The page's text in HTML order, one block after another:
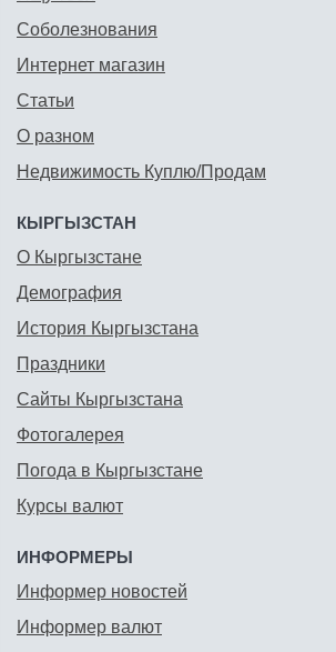
Соболезнования
Интернет магазин
Статьи
О разном
Недвижимость Куплю/Продам
КЫРГЫЗСТАН
О Кыргызстане
Демография
История Кыргызстана
Праздники
Сайты Кыргызстана
Фотогалерея
Погода в Кыргызстане
Курсы валют
ИНФОРМЕРЫ
Информер новостей
Информер валют